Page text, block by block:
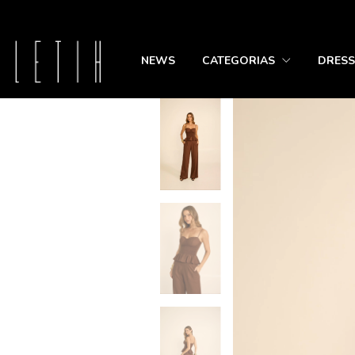
NEWS CATEGORIAS